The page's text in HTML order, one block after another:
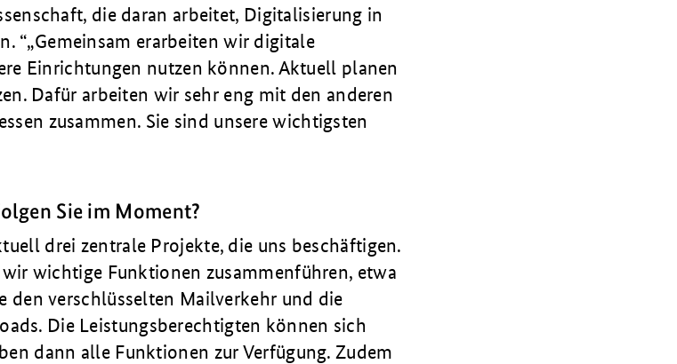
die daran arbeitet, Digitalisierung in
Gemeinsam erarbeiten wir digitale
Einrichtungen nutzen können. Aktuell planen
Dafür arbeiten wir sehr eng mit den anderen
zusammen. Sie sind unsere wichtigsten
Sie im Moment?
drei zentrale Projekte, die uns beschäftigen.
wichtige Funktionen zusammenführen, etwa
den verschlüsselten Mailverkehr und die
Die Leis­tungs­be­rechtigten können sich
dann alle Funktionen zur Verfügung. Zudem